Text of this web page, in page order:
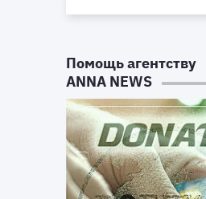
Помощь агентству
ANNA NEWS